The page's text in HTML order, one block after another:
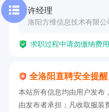
许经理
洛阳方维信息技术有限公
求职过程中请勿缴纳费
全洛阳直聘安全提醒
本站所有信息均由用户发布
由发布者承担；凡收取服装